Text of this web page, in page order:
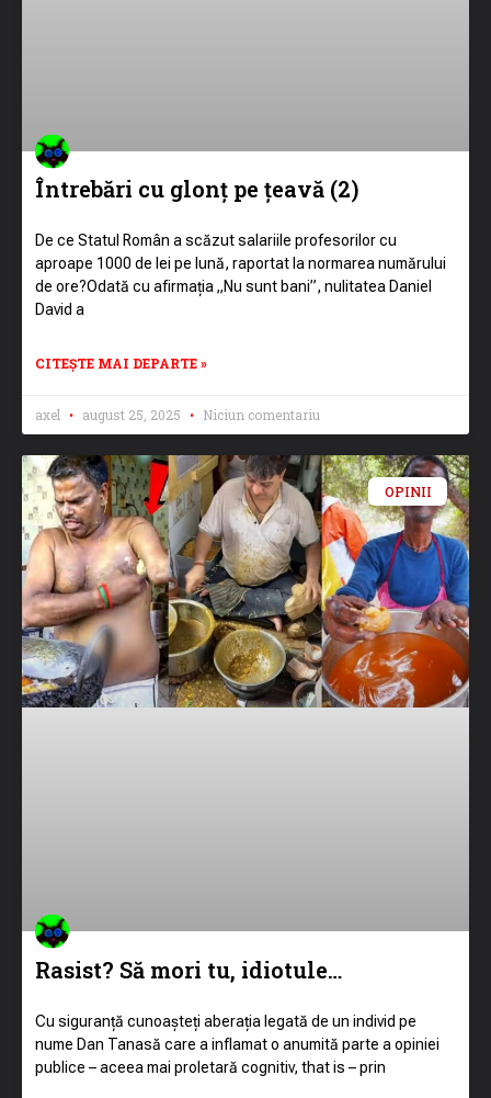
Întrebări cu glonț pe țeavă (2)
De ce Statul Român a scăzut salariile profesorilor cu
aproape 1000 de lei pe lună, raportat la normarea numărului
de ore?Odată cu afirmația „Nu sunt bani”, nulitatea Daniel
David a
CITEȘTE MAI DEPARTE »
axel august 25, 2025 Niciun comentariu
OPINII
Rasist? Să mori tu, idiotule…
Cu siguranță cunoașteți aberația legată de un individ pe
nume Dan Tanasă care a inflamat o anumită parte a opiniei
publice – aceea mai proletară cognitiv, that is – prin